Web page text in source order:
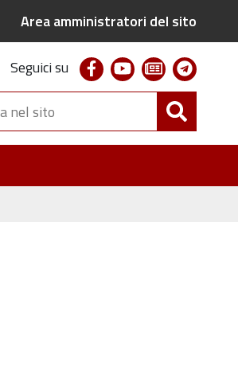
Area amministratori del sito
Seguici su facebookyoutubenewsletter
Cerca
nel
sito